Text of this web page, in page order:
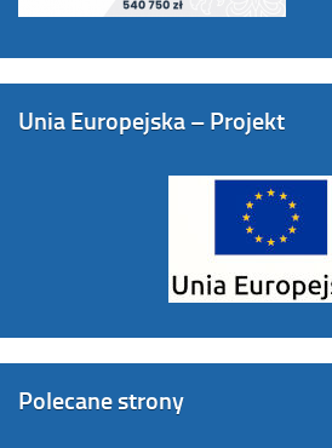
Unia Europejska – Projekt
Polecane strony